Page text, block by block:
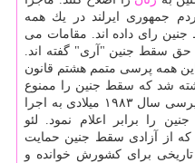
جمهوری ایرلند در یك همه
رای داده اند. مقامات می
مردم به حق سقط جنین "آری" گفته اند.
در این همه پرسی متمم هشتم قانون
شد كه سقط جنین را ممنوع
می كند؛ این متمم - كه بعد از همه پرسی سال ۱۹۸۳ میلادی به اجرا
را برابر اعلام نمود. لئو
كه از آزادی سقط جنین حمایت
یك روز تاریخی برای كشورش خوانده و